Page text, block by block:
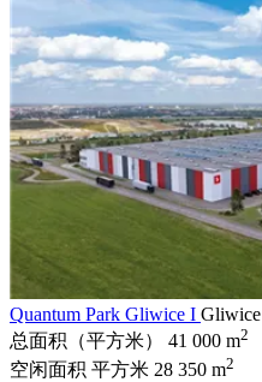
Quantum Park Gliwice I Gliwice
总面积（平方米）
41 000 m2
空闲面积 平方米 28 350 m2